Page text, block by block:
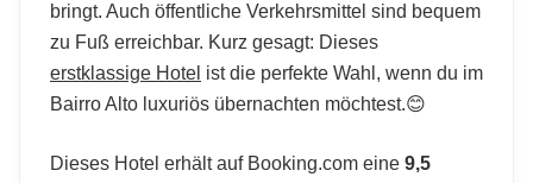
bringt. Auch öffentliche Verkehrsmittel sind bequem
zu Fuß erreichbar. Kurz gesagt: Dieses
erstklassige Hotel ist die perfekte Wahl, wenn du im
Bairro Alto luxuriös übernachten möchtest.😊
Dieses Hotel erhält auf Booking.com eine 9,5